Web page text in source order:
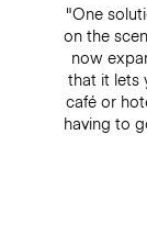
"One
on the
now
that it lets
café or
having to